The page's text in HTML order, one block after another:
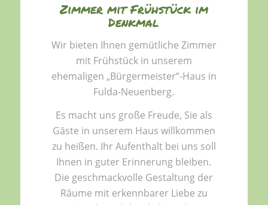
Zimmer mit Frühstück im
Denkmal
Wir bieten Ihnen gemütliche Zimmer
mit Frühstück in unserem
ehemaligen „Bürgermeister“-Haus in
Fulda-Neuenberg.
Es macht uns große Freude, Sie als
Gäste in unserem Haus willkommen
zu heißen. Ihr Aufenthalt bei uns soll
Ihnen in guter Erinnerung bleiben.
Die geschmackvolle Gestaltung der
Räume mit erkennbarer Liebe zu